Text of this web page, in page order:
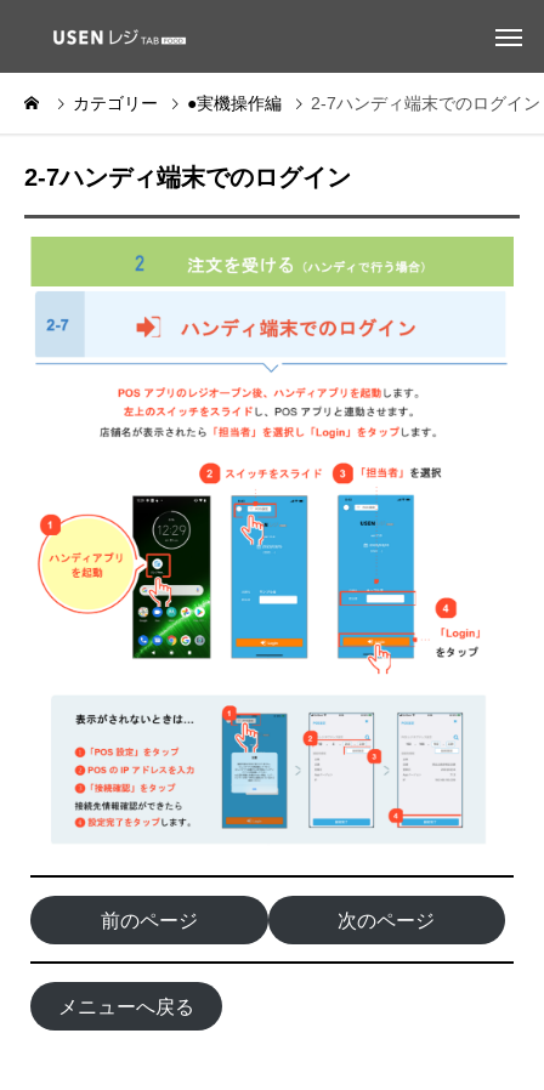
カテゴリー ●実機操作編 2-7ハンディ端末でのログイン
2-7ハンディ端末でのログイン
前のページ 次のページ
メニューへ戻る